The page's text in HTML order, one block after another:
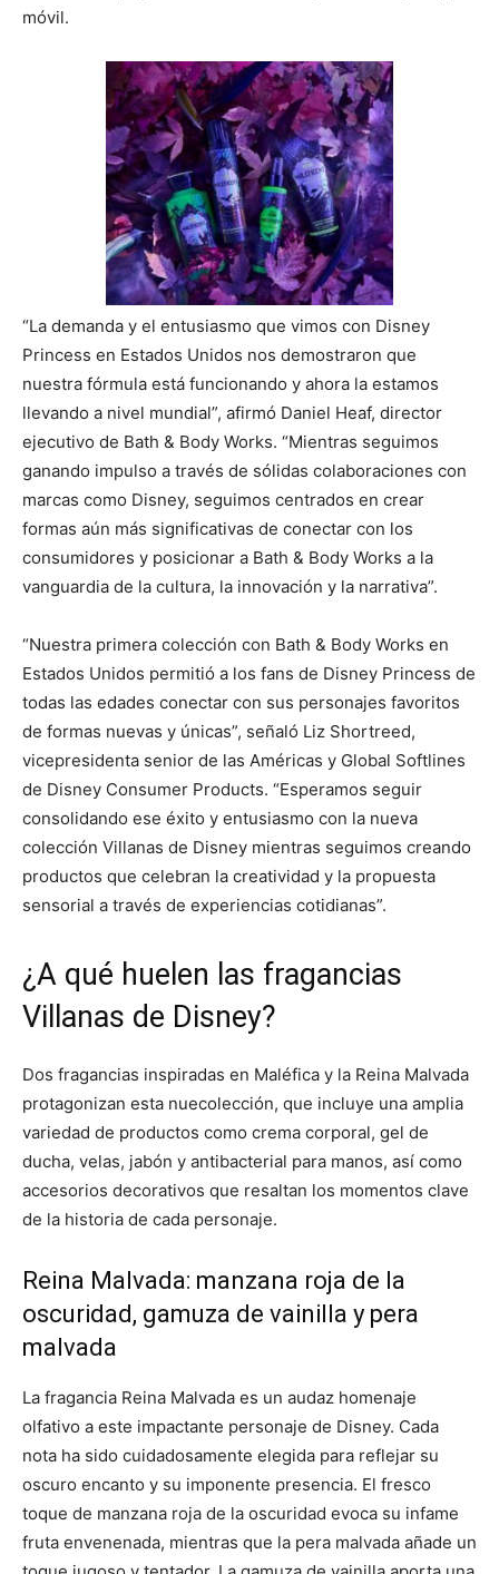
móvil.
“La demanda y el entusiasmo que vimos con Disney
Princess en Estados Unidos nos demostraron que
nuestra fórmula está funcionando y ahora la estamos
llevando a nivel mundial”, afirmó Daniel Heaf, director
ejecutivo de Bath & Body Works. “Mientras seguimos
ganando impulso a través de sólidas colaboraciones con
marcas como Disney, seguimos centrados en crear
formas aún más significativas de conectar con los
consumidores y posicionar a Bath & Body Works a la
vanguardia de la cultura, la innovación y la narrativa”.
“Nuestra primera colección con Bath & Body Works en
Estados Unidos permitió a los fans de Disney Princess de
todas las edades conectar con sus personajes favoritos
de formas nuevas y únicas”, señaló Liz Shortreed,
vicepresidenta senior de las Américas y Global Softlines
de Disney Consumer Products. “Esperamos seguir
consolidando ese éxito y entusiasmo con la nueva
colección Villanas de Disney mientras seguimos creando
productos que celebran la creatividad y la propuesta
sensorial a través de experiencias cotidianas”.
¿A qué huelen las fragancias
Villanas de Disney?
Dos fragancias inspiradas en Maléfica y la Reina Malvada
protagonizan esta nuecolección, que incluye una amplia
variedad de productos como crema corporal, gel de
ducha, velas, jabón y antibacterial para manos, así como
accesorios decorativos que resaltan los momentos clave
de la historia de cada personaje.
Reina Malvada: manzana roja de la
oscuridad, gamuza de vainilla y pera
malvada
La fragancia Reina Malvada es un audaz homenaje
olfativo a este impactante personaje de Disney. Cada
nota ha sido cuidadosamente elegida para reflejar su
oscuro encanto y su imponente presencia. El fresco
toque de manzana roja de la oscuridad evoca su infame
fruta envenenada, mientras que la pera malvada añade un